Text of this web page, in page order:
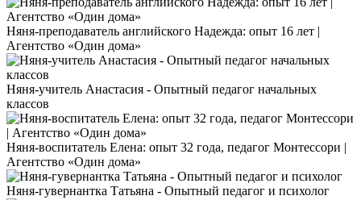
Няня-преподаватель английского Надежда: опыт 16 лет |
Агентство «Один дома»
Няня-учитель Анастасия - Опытный педагог начальных
классов
Няня-воспитатель Елена: опыт 32 года, педагог Монтессори |
Агентство «Один дома»
Няня-гувернантка Татьяна - Опытный педагог и психолог